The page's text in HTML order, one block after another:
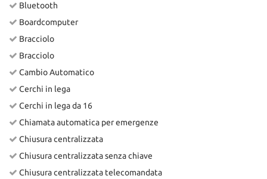
Bluetooth
Boardcomputer
Bracciolo
Bracciolo
Cambio Automatico
Cerchi in lega
Cerchi in lega da 16
Chiamata automatica per emergenze
Chiusura centralizzata
Chiusura centralizzata senza chiave
Chiusura centralizzata telecomandata